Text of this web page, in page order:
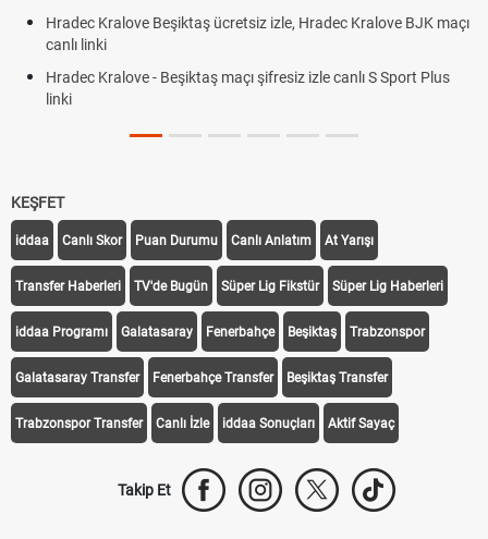
Hradec Kralove Beşiktaş ücretsiz izle, Hradec Kralove BJK maçı
canlı linki
Hradec Kralove - Beşiktaş maçı şifresiz izle canlı S Sport Plus
linki
KEŞFET
iddaa Canlı Skor Puan Durumu Canlı Anlatım At Yarışı
Transfer Haberleri TV'de Bugün Süper Lig Fikstür Süper Lig Haberleri
iddaa Programı Galatasaray Fenerbahçe Beşiktaş Trabzonspor
Galatasaray Transfer Fenerbahçe Transfer Beşiktaş Transfer
Trabzonspor Transfer Canlı İzle iddaa Sonuçları Aktif Sayaç
Takip Et